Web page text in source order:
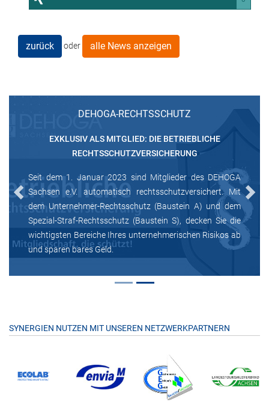
zurück oder alle News anzeigen
DEHOGA-RECHTSSCHUTZ
EXKLUSIV ALS MITGLIED: DIE BETRIEBLICHE
RECHTSSCHUTZVERSICHERUNG
Seit dem 1. Januar 2023 sind Mitglieder des DEHOGA
Sachsen e.V. automatisch rechtsschutzversichert. Mit
dem Unternehmer-Rechtsschutz (Baustein A) und dem
Spezial-Straf-Rechtsschutz (Baustein S), decken Sie die
wichtigsten Bereiche Ihres unternehmerischen Risikos ab
und sparen bares Geld.
Previous Next
SYNERGIEN NUTZEN MIT UNSEREN NETZWERKPARTNERN